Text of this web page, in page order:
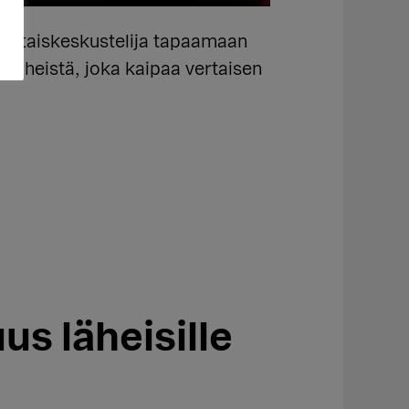
tapaamaan
joka kaipaa vertaisen
läheisille